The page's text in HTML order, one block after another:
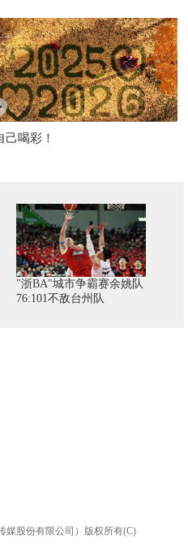
己喝彩！
"浙BA"城市争霸赛余姚队
76:101不敌台州队
媒股份有限公司）版权所有(C)